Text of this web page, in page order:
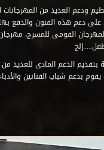
ودعم العديد من المهرجانات
على دعم هذه الفنون والدفع
القومى للمسرح،
الدعم المادى للعديد
يقوم بدعم شباب الفنانين